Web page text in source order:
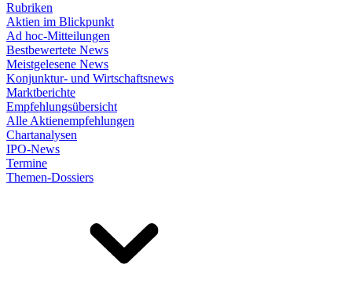
Rubriken
Aktien im Blickpunkt
Ad hoc-Mitteilungen
Bestbewertete News
Meistgelesene News
Konjunktur- und Wirtschaftsnews
Marktberichte
Empfehlungsübersicht
Alle Aktienempfehlungen
Chartanalysen
IPO-News
Termine
Themen-Dossiers